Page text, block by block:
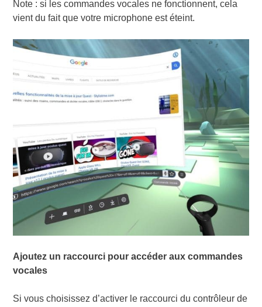
Note : si les commandes vocales ne fonctionnent, cela
vient du fait que votre microphone est éteint.
Ajoutez un raccourci pour accéder aux commandes
vocales
Si vous choisissez d’activer le raccourci du contrôleur de